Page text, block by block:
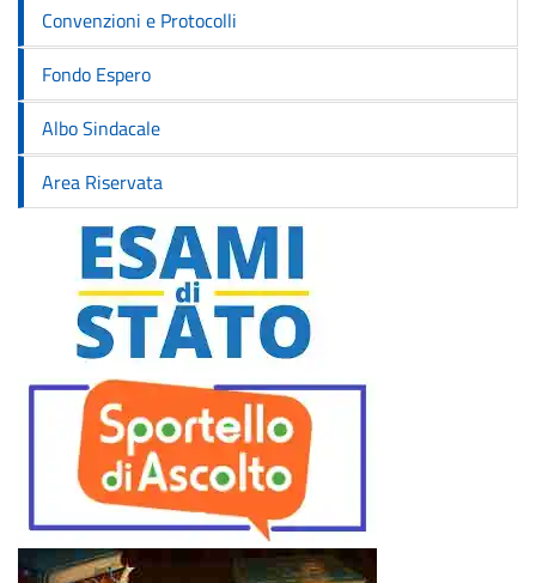
Convenzioni e Protocolli
Fondo Espero
Albo Sindacale
Area Riservata